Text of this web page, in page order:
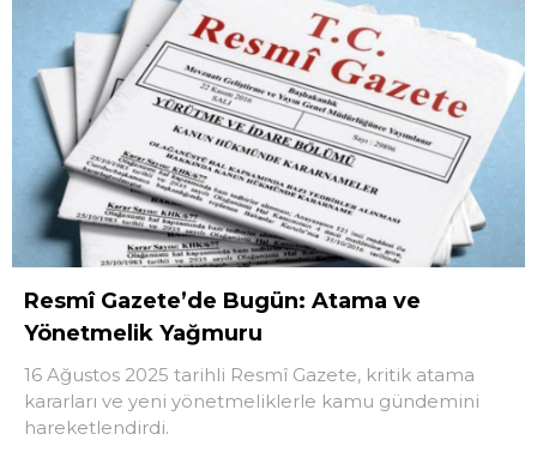
Resmî Gazete’de Bugün: Atama ve
Yönetmelik Yağmuru
16 Ağustos 2025 tarihli Resmî Gazete, kritik atama
kararları ve yeni yönetmeliklerle kamu gündemini
hareketlendirdi.